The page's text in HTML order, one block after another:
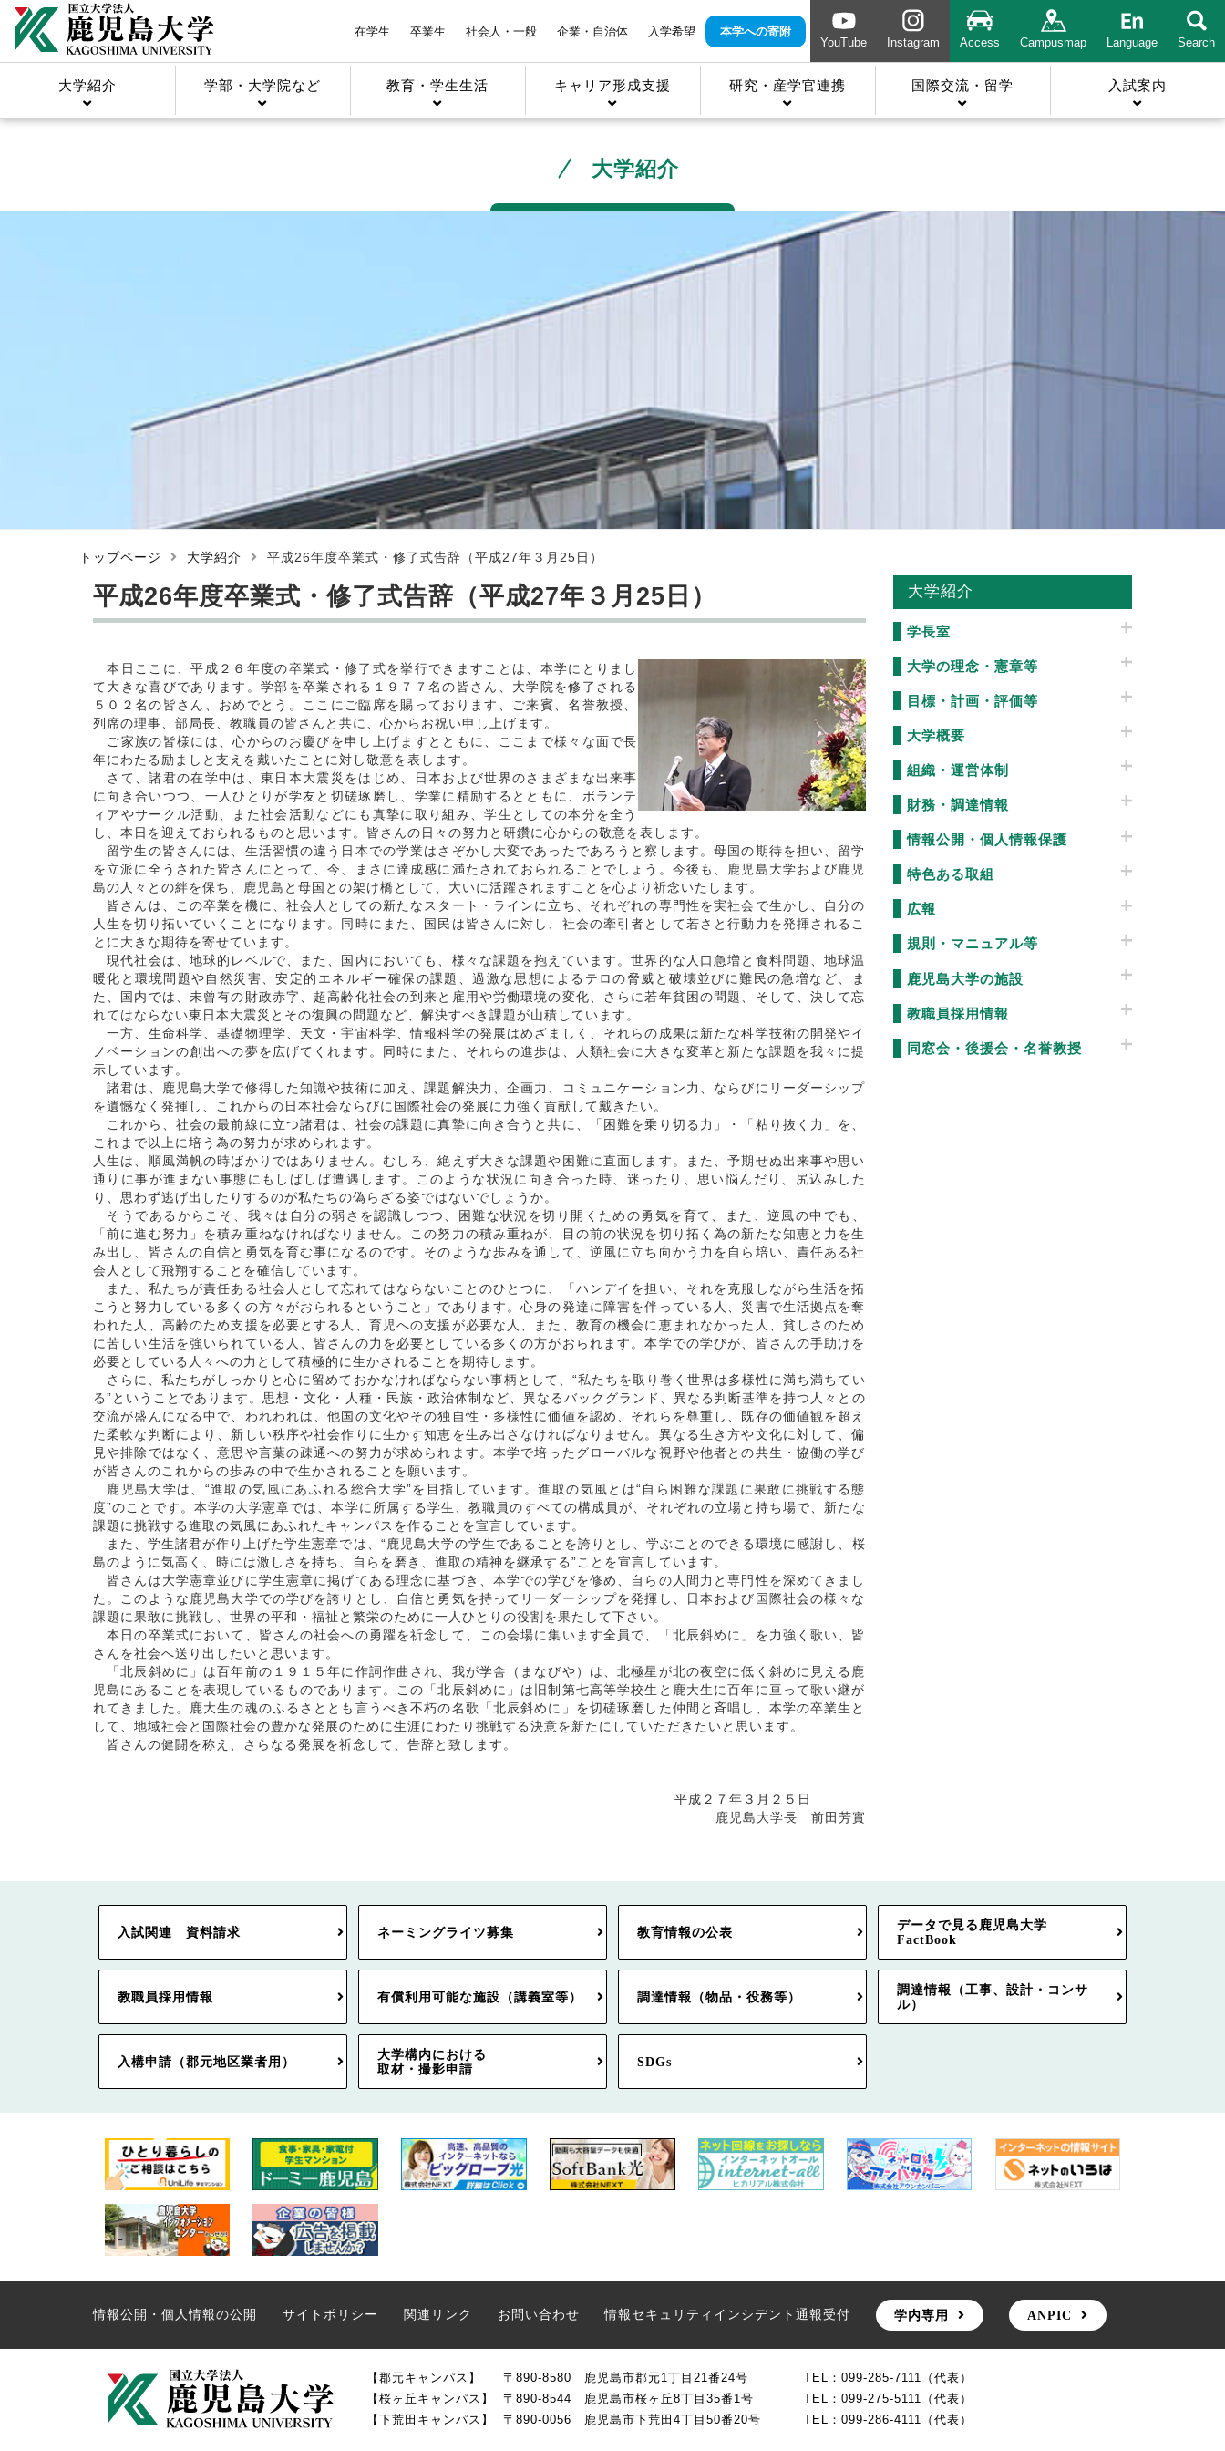
在学生 卒業生 社会人・一般 企業・自治体 入学希望
本学への寄附
YouTube
Instagram Access Campusmap Language Search
大学紹介 学部・大学院など 教育・学生生活 キャリア形成支援 研究・産学官連携 国際交流・留学 入試案内
大学紹介
トップページ 大学紹介 平成26年度卒業式・修了式告辞（平成27年３月25日）
平成26年度卒業式・修了式告辞（平成27年３月25日）
本日ここに、平成２６年度の卒業式・修了式を挙行できますことは、本学にとりまし
て大きな喜びであります。学部を卒業される１９７７名の皆さん、大学院を修了される
５０２名の皆さん、おめでとう。ここにご臨席を賜っております、ご来賓、名誉教授、
列席の理事、部局長、教職員の皆さんと共に、心からお祝い申し上げます。
ご家族の皆様には、心からのお慶びを申し上げますとともに、ここまで様々な面で長
年にわたる励ましと支えを戴いたことに対し敬意を表します。
さて、諸君の在学中は、東日本大震災をはじめ、日本および世界のさまざまな出来事
に向き合いつつ、一人ひとりが学友と切磋琢磨し、学業に精励するとともに、ボランテ
ィアやサークル活動、また社会活動などにも真摯に取り組み、学生としての本分を全う
し、本日を迎えておられるものと思います。皆さんの日々の努力と研鑽に心からの敬意を表します。
留学生の皆さんには、生活習慣の違う日本での学業はさぞかし大変であったであろうと察します。母国の期待を担い、留学
を立派に全うされた皆さんにとって、今、まさに達成感に満たされておられることでしょう。今後も、鹿児島大学および鹿児
島の人々との絆を保ち、鹿児島と母国との架け橋として、大いに活躍されますことを心より祈念いたします。
皆さんは、この卒業を機に、社会人としての新たなスタート・ラインに立ち、それぞれの専門性を実社会で生かし、自分の
人生を切り拓いていくことになります。同時にまた、国民は皆さんに対し、社会の牽引者として若さと行動力を発揮されるこ
とに大きな期待を寄せています。
現代社会は、地球的レベルで、また、国内においても、様々な課題を抱えています。世界的な人口急増と食料問題、地球温
暖化と環境問題や自然災害、安定的エネルギー確保の課題、過激な思想によるテロの脅威と破壊並びに難民の急増など、ま
た、国内では、未曾有の財政赤字、超高齢化社会の到来と雇用や労働環境の変化、さらに若年貧困の問題、そして、決して忘
れてはならない東日本大震災とその復興の問題など、解決すべき課題が山積しています。
一方、生命科学、基礎物理学、天文・宇宙科学、情報科学の発展はめざましく、それらの成果は新たな科学技術の開発やイ
ノベーションの創出への夢を広げてくれます。同時にまた、それらの進歩は、人類社会に大きな変革と新たな課題を我々に提
示しています。
諸君は、鹿児島大学で修得した知識や技術に加え、課題解決力、企画力、コミュニケーション力、ならびにリーダーシップ
を遺憾なく発揮し、これからの日本社会ならびに国際社会の発展に力強く貢献して戴きたい。
これから、社会の最前線に立つ諸君は、社会の課題に真摯に向き合うと共に、「困難を乗り切る力」・「粘り抜く力」を、
これまで以上に培う為の努力が求められます。
人生は、順風満帆の時ばかりではありません。むしろ、絶えず大きな課題や困難に直面します。また、予期せぬ出来事や思い
通りに事が進まない事態にもしばしば遭遇します。このような状況に向き合った時、迷ったり、思い悩んだり、尻込みした
り、思わず逃げ出したりするのが私たちの偽らざる姿ではないでしょうか。
そうであるからこそ、我々は自分の弱さを認識しつつ、困難な状況を切り開くための勇気を育て、また、逆風の中でも、
「前に進む努力」を積み重ねなければなりません。この努力の積み重ねが、目の前の状況を切り拓く為の新たな知恵と力を生
み出し、皆さんの自信と勇気を育む事になるのです。そのような歩みを通して、逆風に立ち向かう力を自ら培い、責任ある社
会人として飛翔することを確信しています。
また、私たちが責任ある社会人として忘れてはならないことのひとつに、「ハンデイを担い、それを克服しながら生活を拓
こうと努力している多くの方々がおられるということ」であります。心身の発達に障害を伴っている人、災害で生活拠点を奪
われた人、高齢のため支援を必要とする人、育児への支援が必要な人、また、教育の機会に恵まれなかった人、貧しさのため
に苦しい生活を強いられている人、皆さんの力を必要としている多くの方がおられます。本学での学びが、皆さんの手助けを
必要としている人々への力として積極的に生かされることを期待します。
さらに、私たちがしっかりと心に留めておかなければならない事柄として、“私たちを取り巻く世界は多様性に満ち満ちてい
る”ということであります。思想・文化・人種・民族・政治体制など、異なるバックグランド、異なる判断基準を持つ人々との
交流が盛んになる中で、われわれは、他国の文化やその独自性・多様性に価値を認め、それらを尊重し、既存の価値観を超え
た柔軟な判断により、新しい秩序や社会作りに生かす知恵を生み出さなければなりません。異なる生き方や文化に対して、偏
見や排除ではなく、意思や言葉の疎通への努力が求められます。本学で培ったグローバルな視野や他者との共生・協働の学び
が皆さんのこれからの歩みの中で生かされることを願います。
鹿児島大学は、“進取の気風にあふれる総合大学”を目指しています。進取の気風とは“自ら困難な課題に果敢に挑戦する態
度”のことです。本学の大学憲章では、本学に所属する学生、教職員のすべての構成員が、それぞれの立場と持ち場で、新たな
課題に挑戦する進取の気風にあふれたキャンパスを作ることを宣言しています。
また、学生諸君が作り上げた学生憲章では、“鹿児島大学の学生であることを誇りとし、学ぶことのできる環境に感謝し、桜
島のように気高く、時には激しさを持ち、自らを磨き、進取の精神を継承する”ことを宣言しています。
皆さんは大学憲章並びに学生憲章に掲げてある理念に基づき、本学での学びを修め、自らの人間力と専門性を深めてきまし
た。このような鹿児島大学での学びを誇りとし、自信と勇気を持ってリーダーシップを発揮し、日本および国際社会の様々な
課題に果敢に挑戦し、世界の平和・福祉と繁栄のために一人ひとりの役割を果たして下さい。
本日の卒業式において、皆さんの社会への勇躍を祈念して、この会場に集います全員で、「北辰斜めに」を力強く歌い、皆
さんを社会へ送り出したいと思います。
「北辰斜めに」は百年前の１９１５年に作詞作曲され、我が学舎（まなびや）は、北極星が北の夜空に低く斜めに見える鹿
児島にあることを表現しているものであります。この「北辰斜めに」は旧制第七高等学校生と鹿大生に百年に亘って歌い継が
れてきました。鹿大生の魂のふるさととも言うべき不朽の名歌「北辰斜めに」を切磋琢磨した仲間と斉唱し、本学の卒業生と
して、地域社会と国際社会の豊かな発展のために生涯にわたり挑戦する決意を新たにしていただきたいと思います。
皆さんの健闘を称え、さらなる発展を祈念して、告辞と致します。
平成２７年３月２５日
鹿児島大学長 前田芳實
大学紹介
学長室
大学の理念・憲章等
目標・計画・評価等
大学概要
組織・運営体制
財務・調達情報
情報公開・個人情報保護
特色ある取組
広報
規則・マニュアル等
鹿児島大学の施設
教職員採用情報
同窓会・後援会・名誉教授
入試関連 資料請求 ネーミングライツ募集 教育情報の公表
データで見る鹿児島大学
FactBook
教職員採用情報 有償利用可能な施設（講義室等） 調達情報（物品・役務等）
調達情報（工事、設計・コンサ
ル）
入構申請（郡元地区業者用）
大学構内における
取材・撮影申請
SDGs
情報公開・個人情報の公開 サイトポリシー 関連リンク お問い合わせ 情報セキュリティインシデント通報受付 学内専用 ANPIC
【郡元キャンパス】 〒890-8580 鹿児島市郡元1丁目21番24号
TEL：099-285-7111（代表）
【桜ヶ丘キャンパス】
〒890-8544 鹿児島市桜ヶ丘8丁目35番1号
TEL：099-275-5111（代表）
【下荒田キャンパス】
〒890-0056 鹿児島市下荒田4丁目50番20号 TEL：099-286-4111（代表）